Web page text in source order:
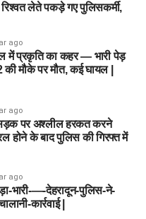
रिश्वत लेते पकड़े गए पुलिसकर्मी,
ago
में प्रकृति का कहर — भारी पेड़
मौके पर मौत, कई घायल |
ago
पर अश्लील हरकत करने
होने के बाद पुलिस की गिरफ्त में
ago
भारी-—-देहरादून-पुलिस-ने-
कार्रवाई |